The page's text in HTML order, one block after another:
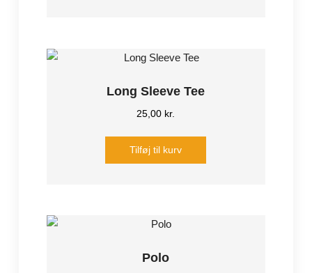
Long Sleeve Tee
25,00 kr.
Tilføj til kurv
Polo